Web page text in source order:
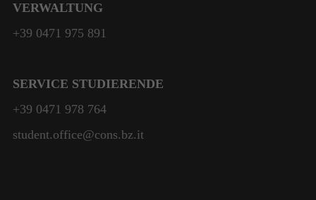
VERWALTUNG
+39 0471 975 891
SERVICE STUDIERENDE
+39 0471 978 764
student.office@cons.bz.it